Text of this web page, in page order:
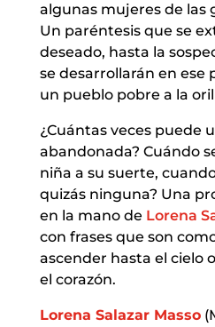
algunas mujeres de las
Un paréntesis que se
deseado, hasta la
se desarrollarán en ese
un pueblo pobre a la
¿Cuántas veces puede
abandonada? Cuándo
niña a su suerte,
quizás ninguna? Una
en la mano de Lorena
con frases que son
ascender hasta el cielo
el corazón.
Lorena Salazar Masso